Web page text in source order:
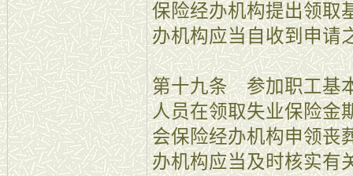
保险经办机构提出领取
办机构应当自收到申请
第十九条 参加职工基
人员在领取失业保险金
会保险经办机构申领丧
办机构应当及时核实有